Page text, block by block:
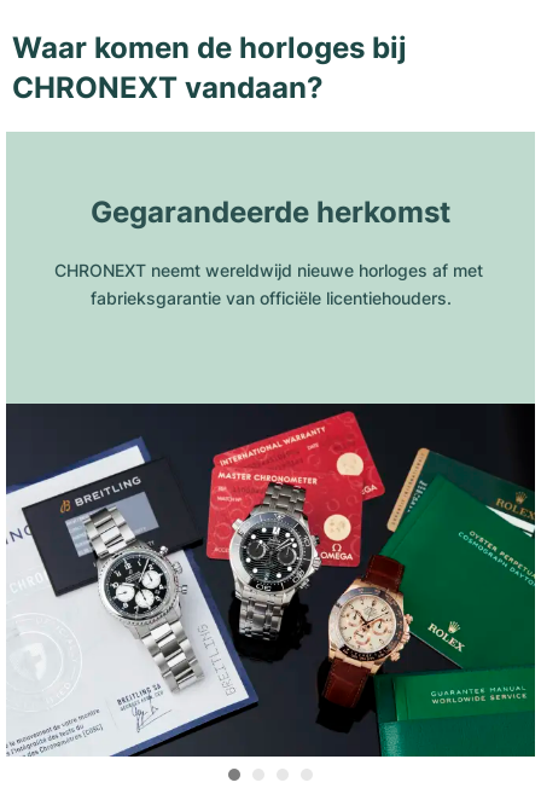
Waar komen de horloges bij
CHRONEXT vandaan?
Gegarandeerde herkomst
CHRONEXT neemt wereldwijd nieuwe horloges af met
fabrieksgarantie van officiële licentiehouders.